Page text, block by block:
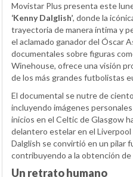
Movistar Plus presenta este
‘Kenny Dalglish’, donde la
trayectoria de manera íntima y
el aclamado ganador del Óscar
documentales sobre figuras
Winehouse, ofrece una visión
de los más grandes futbolistas
El documental se nutre de
incluyendo imágenes
inicios en el Celtic de Glasgow
delantero estelar en el
Dalglish se convirtió en un pilar
contribuyendo a la obtención de
Un retrato humano